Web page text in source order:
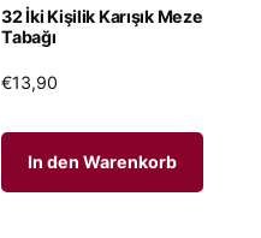
32 İki Kişilik Karışık Meze
Tabağı
€13,90
In den Warenkorb